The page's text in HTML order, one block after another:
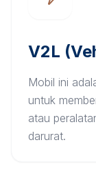
V2L
Mobil ini
untuk
atau
darurat.